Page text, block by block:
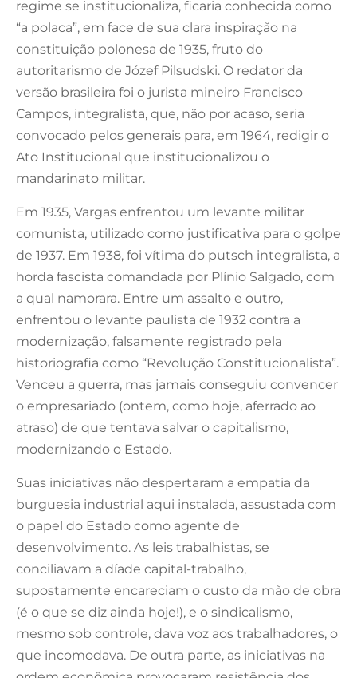
regime se institucionaliza, ficaria conhecida como
“a polaca”, em face de sua clara inspiração na
constituição polonesa de 1935, fruto do
autoritarismo de Józef Pilsudski. O redator da
versão brasileira foi o jurista mineiro Francisco
Campos, integralista, que, não por acaso, seria
convocado pelos generais para, em 1964, redigir o
Ato Institucional que institucionalizou o
mandarinato militar.
Em 1935, Vargas enfrentou um levante militar
comunista, utilizado como justificativa para o golpe
de 1937. Em 1938, foi vítima do putsch integralista, a
horda fascista comandada por Plínio Salgado, com
a qual namorara. Entre um assalto e outro,
enfrentou o levante paulista de 1932 contra a
modernização, falsamente registrado pela
historiografia como “Revolução Constitucionalista”.
Venceu a guerra, mas jamais conseguiu convencer
o empresariado (ontem, como hoje, aferrado ao
atraso) de que tentava salvar o capitalismo,
modernizando o Estado.
Suas iniciativas não despertaram a empatia da
burguesia industrial aqui instalada, assustada com
o papel do Estado como agente de
desenvolvimento. As leis trabalhistas, se
conciliavam a díade capital-trabalho,
supostamente encareciam o custo da mão de obra
(é o que se diz ainda hoje!), e o sindicalismo,
mesmo sob controle, dava voz aos trabalhadores, o
que incomodava. De outra parte, as iniciativas na